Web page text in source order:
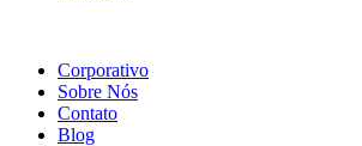
Corporativo
Sobre Nós
Contato
Blog